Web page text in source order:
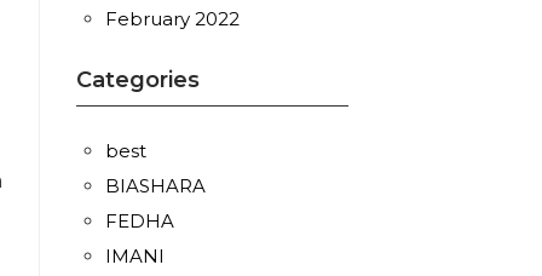
February 2022
Categories
best
BIASHARA
FEDHA
IMANI